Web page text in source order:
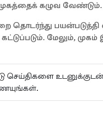
கழுவ வேண்டும்.
தொடர்ந்து பயன்படுத்தி
மேலும்,
செய்திகளை